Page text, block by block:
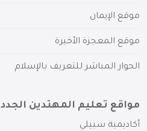
موقع الإيمان
موقع المعجزة الأخيرة
الحوار المباشر للتعريف بالإسلام
مواقع تعليم المهتدين الجدد
أكاديمية سبيلي